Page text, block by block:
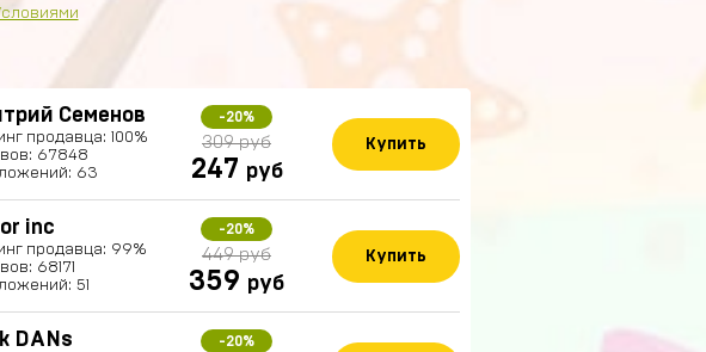
Семенов
продавца: 100%
67848
63
-20%
309 руб
247 руб
Купить
inc
продавца: 99%
68171
51
-20%
449 руб
359 руб
Купить
DANs -20%